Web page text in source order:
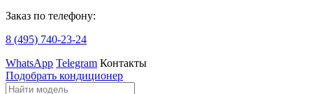
Заказ по телефону:
8 (495) 740-23-24
WhatsApp Telegram Контакты
Подобрать кондиционер